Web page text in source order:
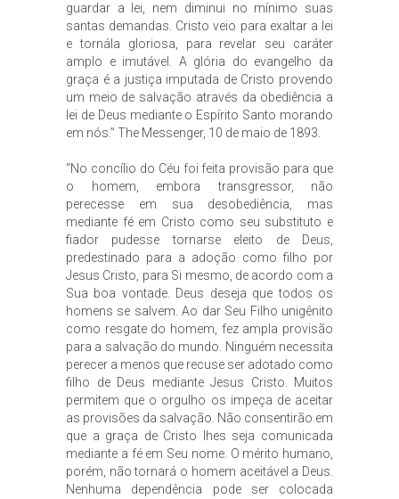
guardar a lei, nem diminui no mínimo suas
santas demandas. Cristo veio para exaltar a lei
e tornála gloriosa, para revelar seu caráter
amplo e imutável. A glória do evangelho da
graça é a justiça imputada de Cristo provendo
um meio de salvação através da obediência a
lei de Deus mediante o Espírito Santo morando
em nós.” The Messenger, 10 de maio de 1893.
“No concílio do Céu foi feita provisão para que
o homem, embora transgressor, não
perecesse em sua desobediência, mas
mediante fé em Cristo como seu substituto e
fiador pudesse tornarse eleito de Deus,
predestinado para a adoção como filho por
Jesus Cristo, para Si mesmo, de acordo com a
Sua boa vontade. Deus deseja que todos os
homens se salvem. Ao dar Seu Filho unigênito
como resgate do homem, fez ampla provisão
para a salvação do mundo. Ninguém necessita
perecer a menos que recuse ser adotado como
filho de Deus mediante Jesus Cristo. Muitos
permitem que o orgulho os impeça de aceitar
as provisões da salvação. Não consentirão em
que a graça de Cristo lhes seja comunicada
mediante a fé em Seu nome. O mérito humano,
porém, não tornará o homem aceitável a Deus.
Nenhuma dependência pode ser colocada